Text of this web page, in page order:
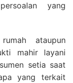
yang
ataupun
mahir layani
setia saat
yang terkait